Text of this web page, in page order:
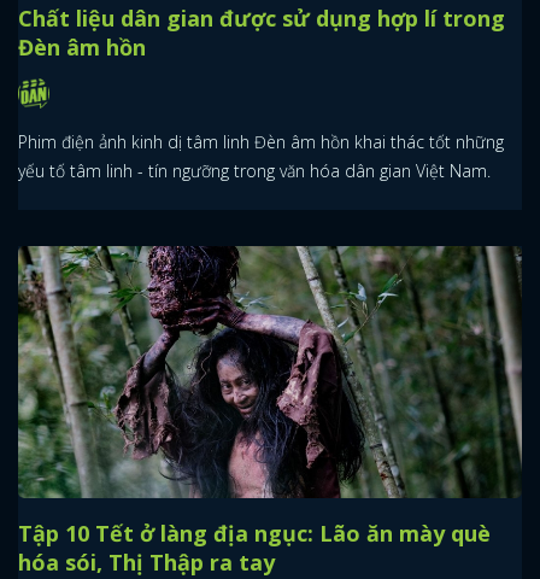
Chất liệu dân gian được sử dụng hợp lí trong
Đèn âm hồn
Phim điện ảnh kinh dị tâm linh Đèn âm hồn khai thác tốt những
yếu tố tâm linh - tín ngưỡng trong văn hóa dân gian Việt Nam.
Tập 10 Tết ở làng địa ngục: Lão ăn mày què
hóa sói, Thị Thập ra tay